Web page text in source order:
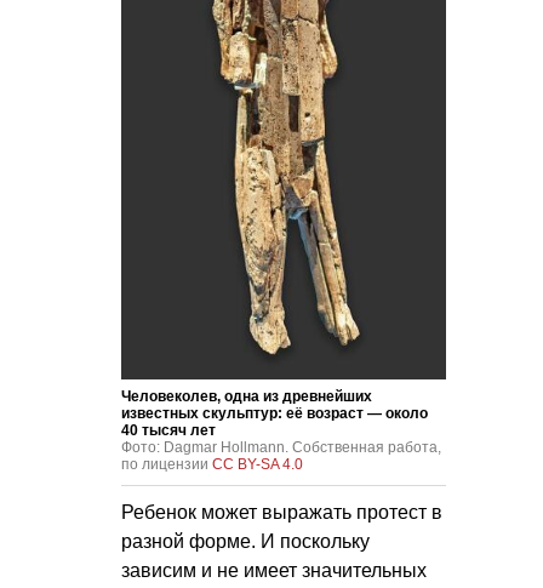
Человеколев, одна из древнейших
известных скульптур: её возраст — около
40 тысяч лет
Фото: Dagmar Hollmann. Собственная работа,
по лицензии CC BY-SA 4.0
Ребенок может выражать протест в
разной форме. И поскольку
зависим и не имеет значительных